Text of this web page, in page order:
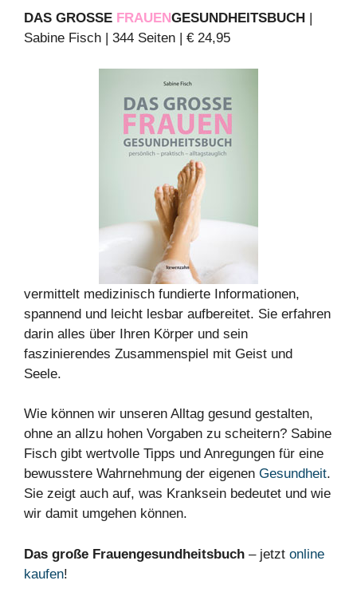
DAS GROSSE FRAUENGESUNDHEITSBUCH |
Sabine Fisch | 344 Seiten | € 24,95
vermittelt medizinisch fundierte Informationen,
spannend und leicht lesbar aufbereitet. Sie erfahren
darin alles über Ihren Körper und sein
faszinierendes Zusammenspiel mit Geist und
Seele.
Wie können wir unseren Alltag gesund gestalten,
ohne an allzu hohen Vorgaben zu scheitern? Sabine
Fisch gibt wertvolle Tipps und Anregungen für eine
bewusstere Wahrnehmung der eigenen Gesundheit.
Sie zeigt auch auf, was Kranksein bedeutet und wie
wir damit umgehen können.
Das große Frauengesundheitsbuch – jetzt online
kaufen!